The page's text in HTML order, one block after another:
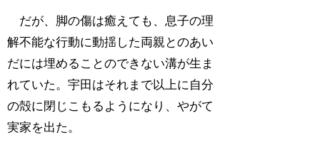
だが、脚の傷は癒えても、息子の理
解不能な行動に動揺した両親とのあい
だには埋めることのできない溝が生ま
れていた。宇田はそれまで以上に自分
の殻に閉じこもるようになり、やがて
実家を出た。